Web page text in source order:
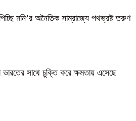
মনি’র অনৈতিক সাম্রাজ্যে পথভ্রষ্ট তরুণ
সাথে চুক্তি করে ক্ষমতায় এসেছে